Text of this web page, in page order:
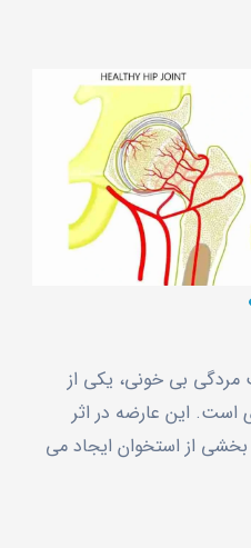
‌مردگی بی‌ خونی، یکی از
است. این عارضه در اثر
از استخوان ایجاد می‌